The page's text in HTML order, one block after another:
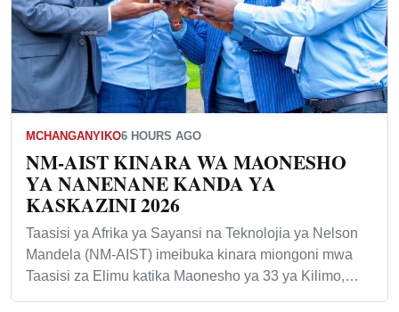
MCHANGANYIKO6 HOURS AGO
NM-AIST KINARA WA MAONESHO
YA NANENANE KANDA YA
KASKAZINI 2026
Taasisi ya Afrika ya Sayansi na Teknolojia ya Nelson
Mandela (NM-AIST) imeibuka kinara miongoni mwa
Taasisi za Elimu katika Maonesho ya 33 ya Kilimo,…